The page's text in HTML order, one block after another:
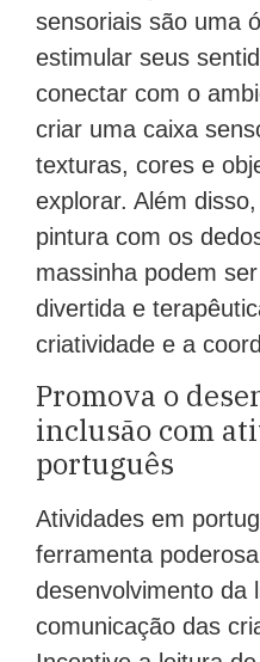
sensoriais são uma
estimular seus
conectar com o
criar uma caixa
texturas, cores e
explorar. Além
pintura com os
massinha podem
divertida e
criatividade e a
Promova o
inclusão com
português
Atividades em
ferramenta
desenvolvimento da
comunicação das